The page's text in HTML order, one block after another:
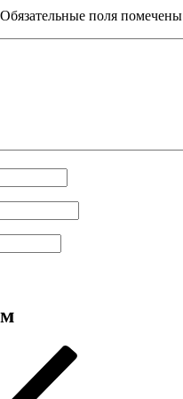
Обязательные поля